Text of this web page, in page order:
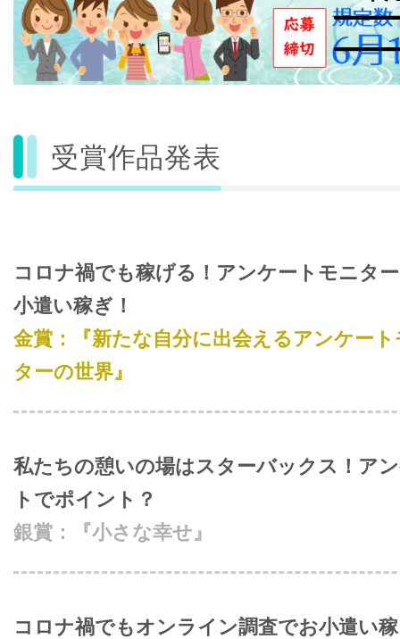
受賞作品発表
コロナ禍でも稼げる！アンケートモニタ
小遣い稼ぎ！
金賞：『新たな自分に出会えるアンケー
ターの世界』
私たちの憩いの場はスターバックス！ア
トでポイント？
銀賞：『小さな幸せ』
コロナ禍でもオンライン調査でお小遣い